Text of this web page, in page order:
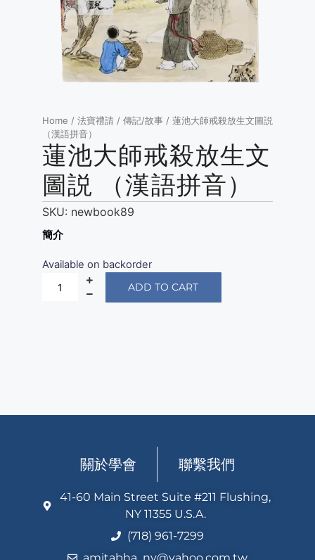
Home / 法寶禮請 / 傳記/故事 / 蓮池大師戒殺放生文圖説
（漢語拼音）
蓮池大師戒殺放生文
圖説 （漢語拼音）
SKU: newbook89
簡介
Available on backorder
ADD TO CART
關於學會 聯繫我們
41-60 Main Street Suite #211 Flushing,
NY 11355 U.S.A.
(718) 961-7299